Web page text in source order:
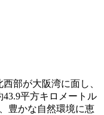
部が大阪湾に面し、
平方キロメートル
豊かな自然環境に恵